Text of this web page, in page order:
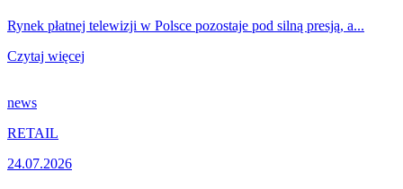
Rynek płatnej telewizji w Polsce pozostaje pod silną presją, a...
Czytaj więcej
news
RETAIL
24.07.2026